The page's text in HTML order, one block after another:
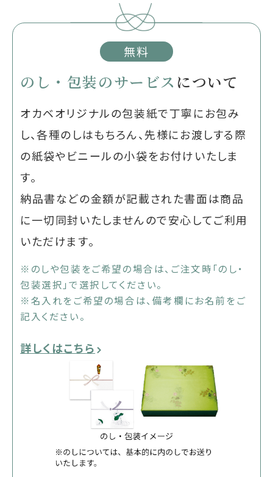
無料
のし・包装のサービス について
オカベオリジナルの包装紙で丁寧にお包み
し、各種のしはもちろん、先様にお渡しする際
の紙袋やビニールの小袋をお付けいたしま
す。
納品書などの金額が記載された書面は商品
に一切同封いたしませんので安心してご利用
いただけます。
※のしや包装をご希望の場合は、ご注文時「のし・
包装選択」で選択してください。
※名入れをご希望の場合は、備考欄にお名前をご
記入ください。
詳しくはこちら